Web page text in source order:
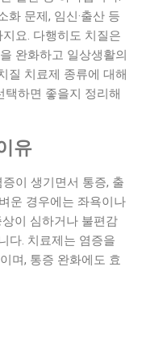
능 저하와 만성 변비
부족해지면서 변비가
한 힘을 주게 되고, 항
니다. 변비 자체가 대
운동 부족과 좌식 생
이 길어지는 것도 치질
항문 주변 혈액순환
치질을 유발할 수 있습
뇨, 심혈관 질환 등으
비를 유발할 수 있습니
이 제한된 노인에게
변화 고령층은 소화
질 섭취가 줄어들 수
변비가 심해져 치질로
증상 노인 치질은
화 문제, 임신·출산 등
요. 다행히도 치질은
완화하고 일상생활의
질 치료제 종류에 대해
택하면 좋을지 정리해
유
이 생기면서 통증, 출
운 경우에는 좌욕이나
이 심하거나 불편감
다. 치료제는 염증을
며, 통증 완화에도 효